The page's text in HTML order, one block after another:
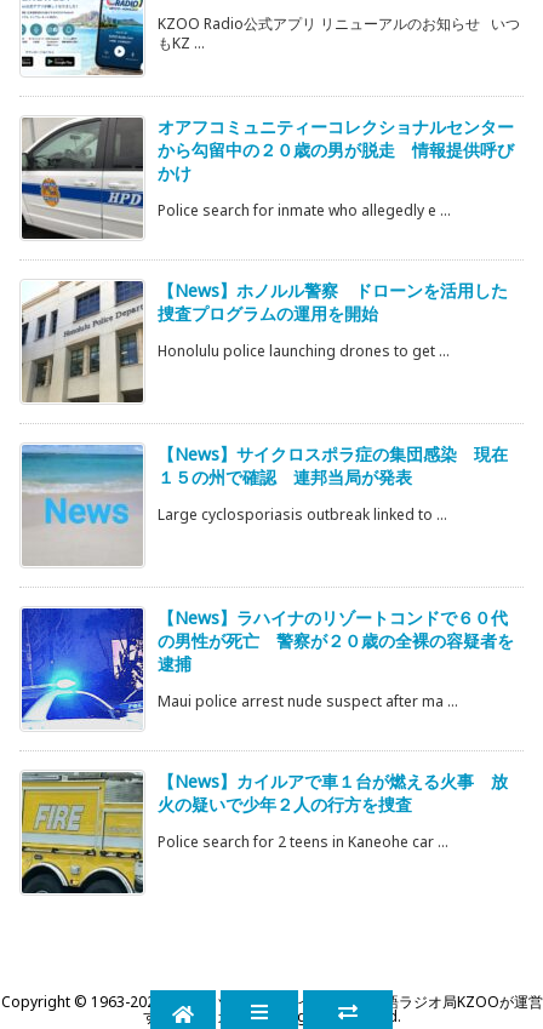
KZOO Radio公式アプリ リニューアルのお知らせ いつ
もKZ ...
オアフコミュニティーコレクショナルセンター
から勾留中の２０歳の男が脱走 情報提供呼び
かけ
Police search for inmate who allegedly e ...
【News】ホノルル警察 ドローンを活用した
捜査プログラムの運用を開始
Honolulu police launching drones to get ...
【News】サイクロスポラ症の集団感染 現在
１５の州で確認 連邦当局が発表
Large cyclosporiasis outbreak linked to ...
【News】ラハイナのリゾートコンドで６０代
の男性が死亡 警察が２０歳の全裸の容疑者を
逮捕
Maui police arrest nude suspect after ma ...
【News】カイルアで車１台が燃える火事 放
火の疑いで少年２人の行方を捜査
Police search for 2 teens in Kaneohe car ...
Copyright © 1963-2026 KZOOハワイ｜ハワイ州公認日本語ラジオ局KZOOが運営
するWEBマガジンAll Rights Reserved.